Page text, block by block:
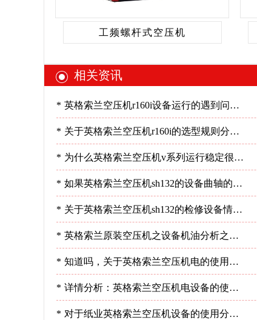
工频螺杆式空压机
相关资讯
* 英格索兰空压机r160i设备运行的遇到问题
不慌不忙才对！-深圳稳超
* 关于英格索兰空压机r160i的选型规则分
析！-深圳稳超
* 为什么英格索兰空压机v系列运行稳定很重
要?-深圳稳超
* 如果英格索兰空压机sh132的设备曲轴的检
修是怎样的呢?-深圳稳超
* 关于英格索兰空压机sh132的检修设备情况
分析-深圳稳超
* 英格索兰原装空压机之设备机油分析之使
用情况-深圳稳超
* 知道吗，关于英格索兰空压机电的使用要
操作好！-深圳稳超
* 详情分析：英格索兰空压机电设备的使用-
深圳稳超
* 对于纸业英格索兰空压机设备的使用分析-